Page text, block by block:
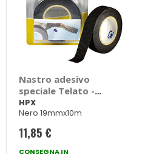
Nastro adesivo
speciale Telato -
HPX
HPX
Nero 19mmx10m
11,85 €
CONSEGNA IN